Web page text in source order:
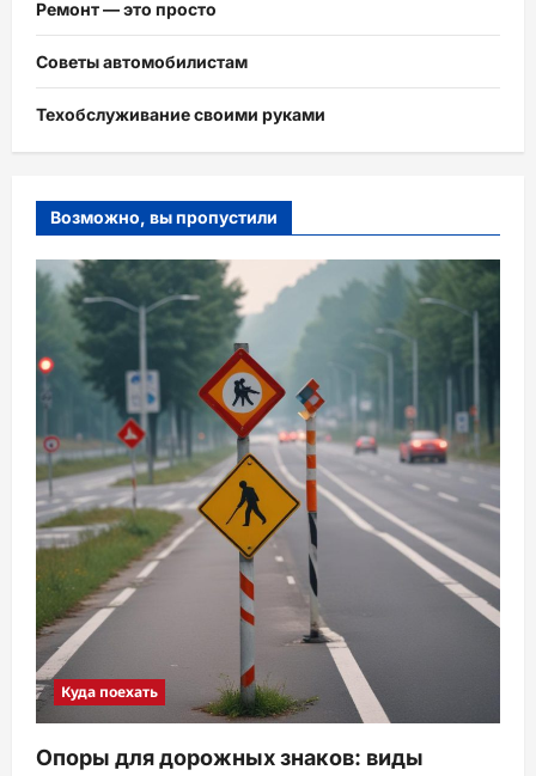
Ремонт — это просто
Советы автомобилистам
Техобслуживание своими руками
Возможно, вы пропустили
Куда поехать
Опоры для дорожных знаков: виды